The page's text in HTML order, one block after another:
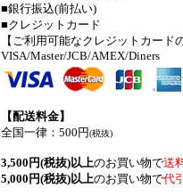
■銀行振込(前払い)
■クレジットカード
【ご利用可能なクレジットカード
VISA/Master/JCB/AMEX/Diners
【配送料金】
全国一律：500円(税抜)
3,500円(税抜)以上のお買い物で送
5,000円(税抜)以上のお買い物で代